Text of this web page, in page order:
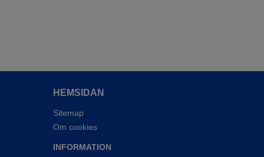
HEMSIDAN
Sitemap
Om cookies
INFORMATION